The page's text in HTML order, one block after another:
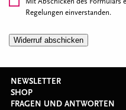
Regelungen einverstanden.
NEWSLETTER
SHOP
FRAGEN UND ANTWORTEN